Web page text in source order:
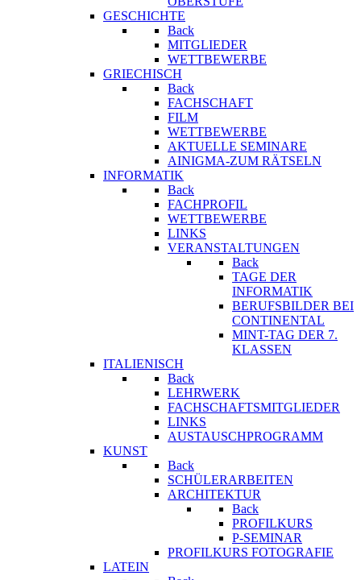
GESCHICHTE
Back
MITGLIEDER
WETTBEWERBE
GRIECHISCH
Back
FACHSCHAFT
FILM
WETTBEWERBE
AKTUELLE SEMINARE
AINIGMA-ZUM RÄTSELN
INFORMATIK
Back
FACHPROFIL
WETTBEWERBE
LINKS
VERANSTALTUNGEN
Back
TAGE DER
INFORMATIK
BERUFSBILDER BEI
CONTINENTAL
MINT-TAG DER 7.
KLASSEN
ITALIENISCH
Back
LEHRWERK
FACHSCHAFTSMITGLIEDER
LINKS
AUSTAUSCHPROGRAMM
KUNST
Back
SCHÜLERARBEITEN
ARCHITEKTUR
Back
PROFILKURS
P-SEMINAR
PROFILKURS FOTOGRAFIE
LATEIN